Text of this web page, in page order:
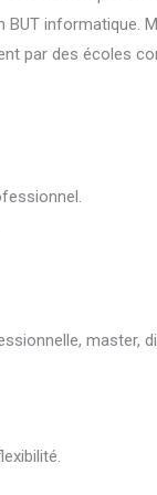
informatique.
par des écoles
master,